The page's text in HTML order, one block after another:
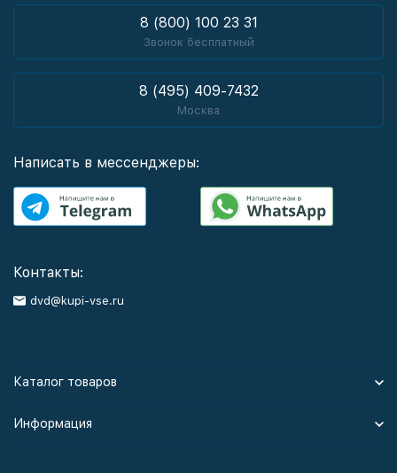
8 (800) 100 23 31
Звонок бесплатный
8 (495) 409-7432
Москва
Написать в мессенджеры:
Контакты:
dvd@kupi-vse.ru
Каталог товаров
Информация